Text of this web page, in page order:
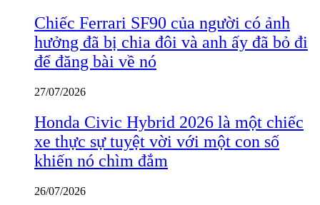
Chiếc Ferrari SF90 của người có ảnh
hưởng đã bị chia đôi và anh ấy đã bỏ đi
để đăng bài về nó
27/07/2026
Honda Civic Hybrid 2026 là một chiếc
xe thực sự tuyệt vời với một con số
khiến nó chìm đắm
26/07/2026